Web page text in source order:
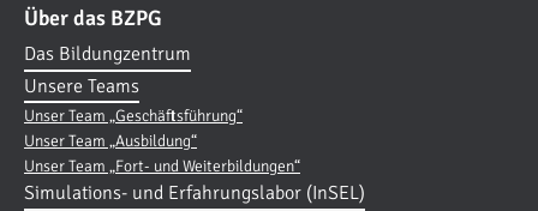
Über das BZPG
Das Bildungzentrum
Unsere Teams
Unser Team „Geschäftsführung“
Unser Team „Ausbildung“
Unser Team „Fort- und Weiterbildungen“
Simulations- und Erfahrungslabor (InSEL)